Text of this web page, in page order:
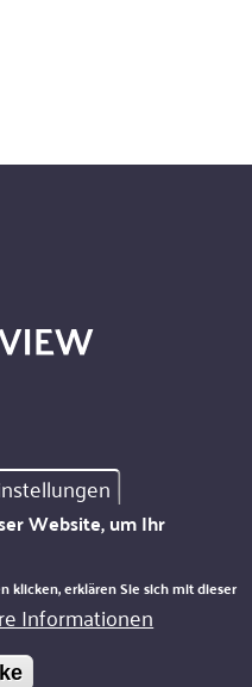
Website, um Ihr
klicken, erklären Sie sich mit dieser
Informationen